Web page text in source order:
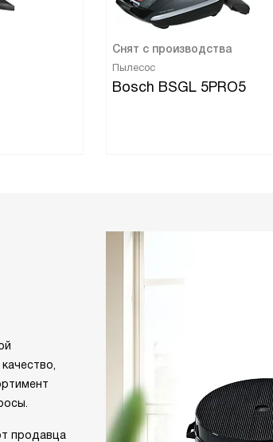
Снят с производства
Пылесос
Bosch BSGL 5PRO5
продавца